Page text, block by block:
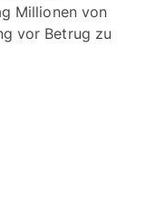
Millionen von
vor Betrug zu